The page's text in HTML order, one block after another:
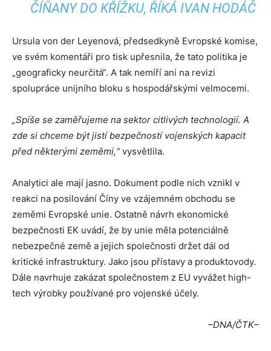
ČÍŇANY DO KŘÍŽKU, ŘÍKÁ IVAN HODÁČ
Ursula von der Leyenová, předsedkyně Evropské komise,
ve svém komentáři pro tisk upřesnila, že tato politika je
„geograficky neurčitá“. A tak nemíří ani na revizi
spolupráce unijního bloku s hospodářskými velmocemi.
„Spíše se zaměřujeme na sektor citlivých technologií. A
zde si chceme být jistí bezpečností vojenských kapacit
před některými zeměmi,“vysvětlila.
Analytici ale mají jasno. Dokument podle nich vznikl v
reakci na posilování Číny ve vzájemném obchodu se
zeměmi Evropské unie. Ostatně návrh ekonomické
bezpečnosti EK uvádí, že by unie měla potenciálně
nebezpečné země a jejich společnosti držet dál od
kritické infrastruktury. Jako jsou přístavy a produktovody.
Dále navrhuje zakázat společnostem z EU vyvážet high-
tech výrobky používané pro vojenské účely.
–DNA/ČTK–